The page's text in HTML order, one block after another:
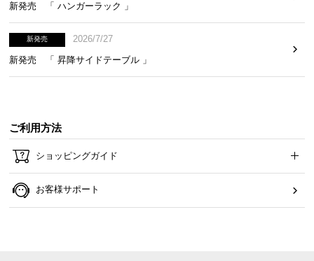
新発売 「 ハンガーラック 」
新発売
2026/7/27
新発売 「 昇降サイドテーブル 」
ご利用方法
ショッピングガイド
お客様サポート